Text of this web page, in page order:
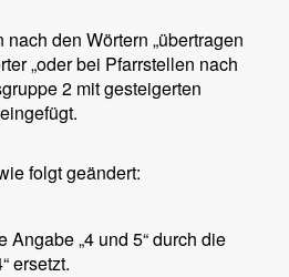
nach den Wörtern „übertragen
„oder bei Pfarrstellen nach
2 mit gesteigerten
folgt geändert:
Angabe „4 und 5“ durch die
ersetzt.